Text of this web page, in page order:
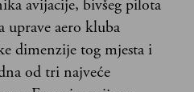
avijacije, bivšeg pilota
uprave aero kluba
dimenzije tog mjesta i
od tri najveće